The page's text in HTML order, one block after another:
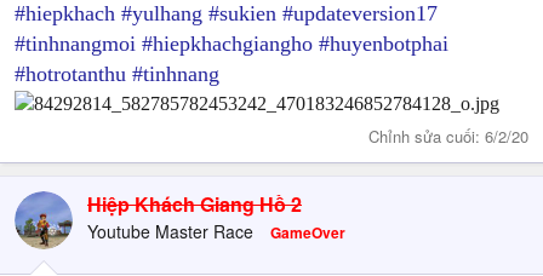
#hiepkhach #yulhang #sukien #updateversion17
#tinhnangmoi #hiepkhachgiangho #huyenbotphai
#hotrotanthu #tinhnang
Chỉnh sửa cuối: 6/2/20
Hiệp Khách Giang Hồ 2
Youtube Master Race GameOver